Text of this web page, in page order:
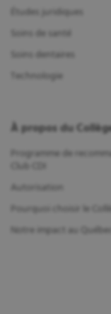
Études juridiques
Soins de santé
Soins dentaires
Technologie
À propos du
Programme de
Club CDI
Autorisation
Pourquoi choisir le
Notre impact au Québec